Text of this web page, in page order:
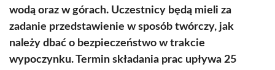
wodą oraz w górach. Uczestnicy będą mieli za
zadanie przedstawienie w sposób twórczy, jak
należy dbać o bezpieczeństwo w trakcie
wypoczynku. Termin składania prac upływa 25